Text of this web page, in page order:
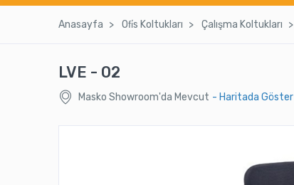
PROFİL SEHPA
Anasayfa Ofi̇s Koltukları Çalışma Koltukları
LVE - 02
Masko Showroom'da Mevcut - Haritada Göster